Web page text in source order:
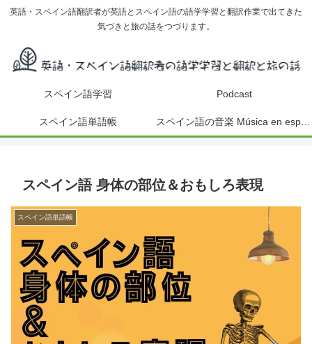
英語・スペイン語翻訳者が英語とスペイン語の語学学習と翻訳作業で出てきた
気づきと旅の話をつづります。
スペイン語学習 Podcast
スペイン語単語帳
スペイン語 身体の部位＆おもしろ表現
スペイン語単語帳